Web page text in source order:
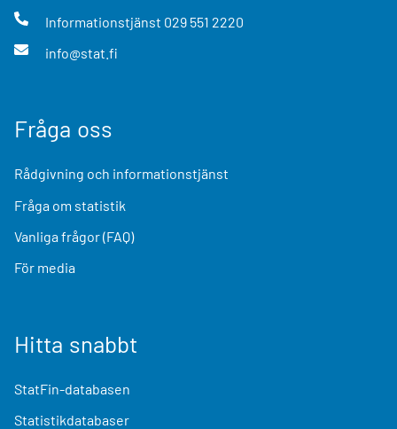
Informationstjänst 029 551 2220
info@stat.fi
Fråga oss
Rådgivning och informationstjänst
Fråga om statistik
Vanliga frågor (FAQ)
För media
Hitta snabbt
StatFin-databasen
Statistikdatabaser